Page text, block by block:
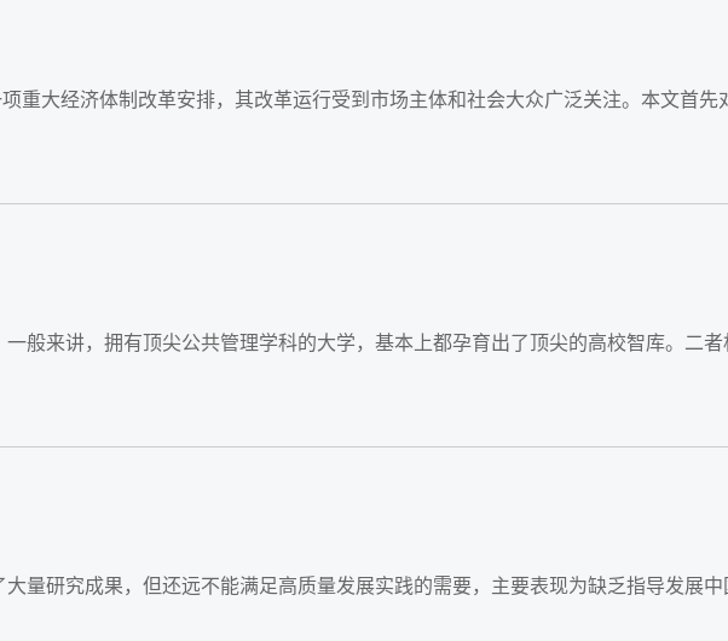
重大经济体制改革安排，其改革运行受到市场主体和社会大众广泛关注。本文首先
般来讲，拥有顶尖公共管理学科的大学，基本上都孕育出了顶尖的高校智库。二者
量研究成果，但还远不能满足高质量发展实践的需要，主要表现为缺乏指导发展中